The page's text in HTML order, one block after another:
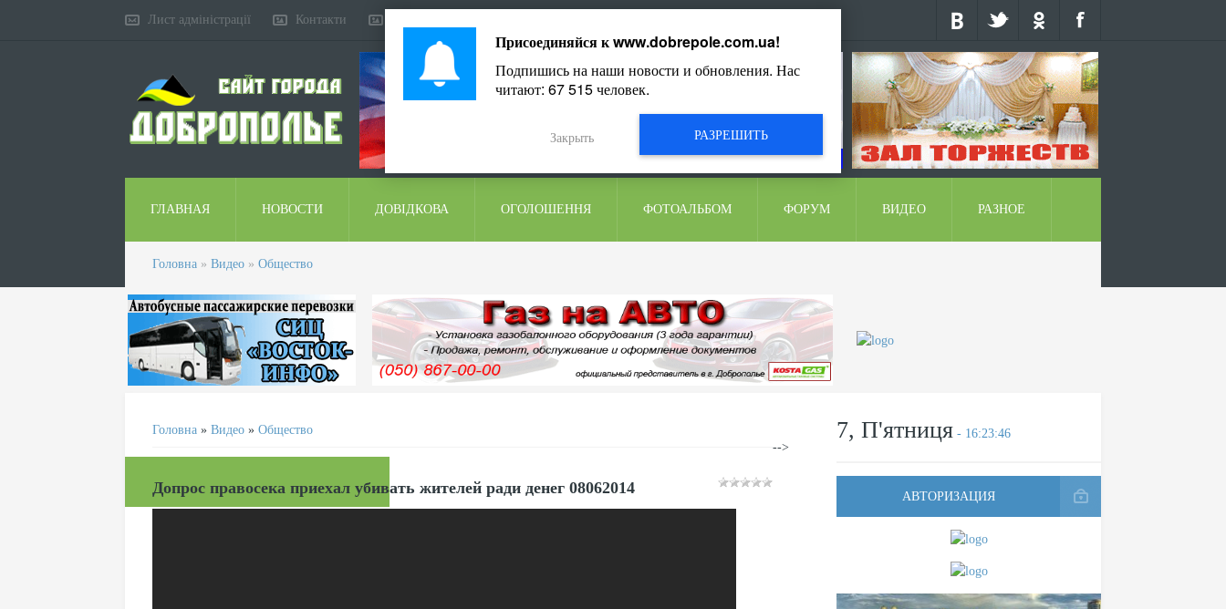
Лист адміністрації Контакти
ГЛАВНАЯ НОВОСТИ ДОВІДКОВА ОГОЛОШЕННЯ ФОТОАЛЬБОМ ФОРУМ ВИДЕО РАЗНОЕ
Головна » Видео » Общество
Головна » Видео » Общество
Допрос правосека приехал убивать жителей ради денег 08062014
7, П'ятниця - 16:23:46
АВТОРИЗАЦИЯ
-->
Присоединяйся кwww.dobrepole.com.ua!
Подпишись на наши новости и обновления. Нас
читают: 67 515человек.
РАЗРЕШИТЬ
Закрыть